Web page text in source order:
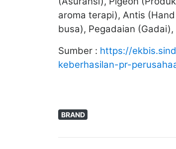
aroma terapi), Antis
busa), Pegadaian
Sumber : https://
keberhasilan-pr-
BRAND